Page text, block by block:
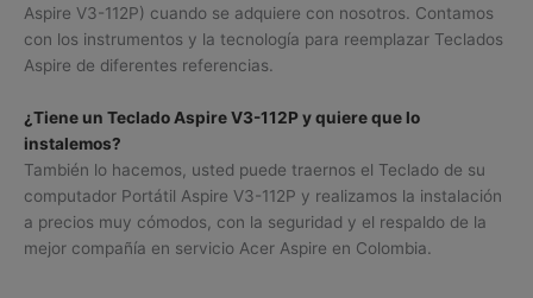
Aspire V3-112P) cuando se adquiere con nosotros. Contamos
con los instrumentos y la tecnología para reemplazar Teclados
Aspire de diferentes referencias.
¿Tiene un Teclado Aspire V3-112P y quiere que lo
instalemos?
También lo hacemos, usted puede traernos el Teclado de su
computador Portátil Aspire V3-112P y realizamos la instalación
a precios muy cómodos, con la seguridad y el respaldo de la
mejor compañía en servicio Acer Aspire en Colombia.